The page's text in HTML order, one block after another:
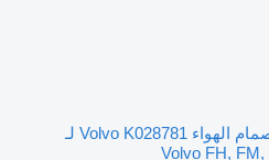
صمام الهواء Volvo K028781 لـ